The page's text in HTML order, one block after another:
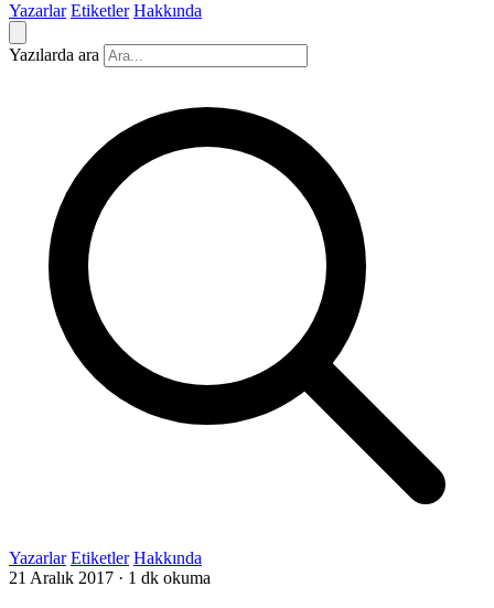
Yazarlar Etiketler Hakkında
Yazılarda ara
Yazarlar Etiketler Hakkında
21 Aralık 2017 · 1 dk okuma